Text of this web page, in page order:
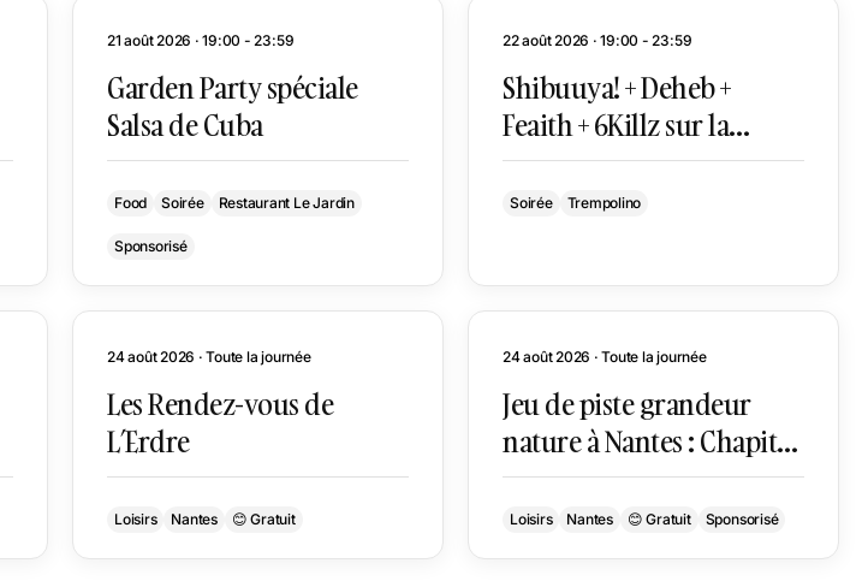
21 août 2026 · 19:00 - 23:59
Garden Party spéciale
Salsa de Cuba
Food Soirée Restaurant Le Jardin
Sponsorisé
22 août 2026 · 19:00 - 23:59
Shibuuya! + Deheb +
Feaith + 6Killz sur la
terrasse de Trempo
Soirée Trempolino
24 août 2026 · Toute la journée
Les Rendez-vous de
L’Erdre
Loisirs Nantes 😊 Gratuit
24 août 2026 · Toute la journée
Jeu de piste grandeur
nature à Nantes : Chapitre
3
Loisirs Nantes 😊 Gratuit Sponsorisé